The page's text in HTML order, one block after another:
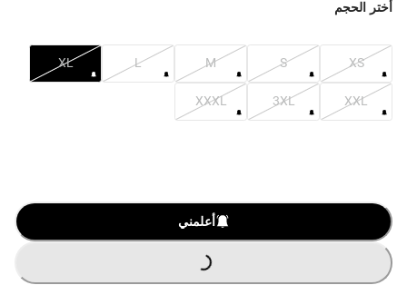
أختر الحجم
XS
S
M
L
XL
XXL
3XL
XXXL
أعلمني